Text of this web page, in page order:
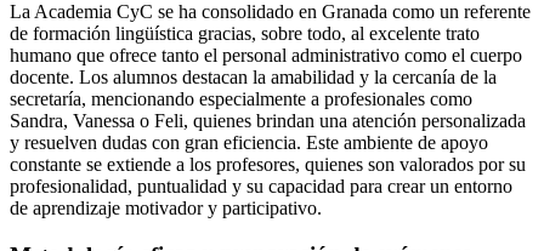
La Academia CyC se ha consolidado en Granada como un referente
de formación lingüística gracias, sobre todo, al excelente trato
humano que ofrece tanto el personal administrativo como el cuerpo
docente. Los alumnos destacan la amabilidad y la cercanía de la
secretaría, mencionando especialmente a profesionales como
Sandra, Vanessa o Feli, quienes brindan una atención personalizada
y resuelven dudas con gran eficiencia. Este ambiente de apoyo
constante se extiende a los profesores, quienes son valorados por su
profesionalidad, puntualidad y su capacidad para crear un entorno
de aprendizaje motivador y participativo.